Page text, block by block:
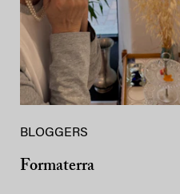
BLOGGERS
Formaterra